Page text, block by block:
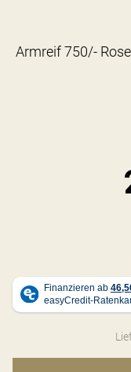
Armreif 750/-